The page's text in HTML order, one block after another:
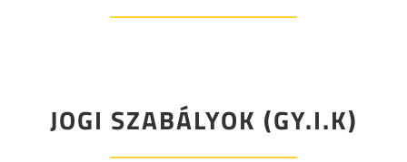
JOGI SZABÁLYOK (GY.I.K)